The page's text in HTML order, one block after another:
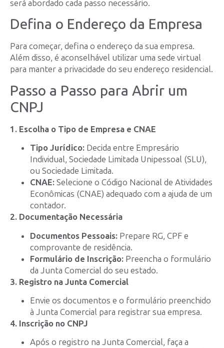
será abordado cada passo necessário.
Defina o Endereço da Empresa
Para começar, defina o endereço da sua empresa.
Além disso, é aconselhável utilizar uma sede virtual
para manter a privacidade do seu endereço residencial.
Passo a Passo para Abrir um
CNPJ
1. Escolha o Tipo de Empresa e CNAE
Tipo Jurídico: Decida entre Empresário
Individual, Sociedade Limitada Unipessoal (SLU),
ou Sociedade Limitada.
CNAE: Selecione o Código Nacional de Atividades
Econômicas (CNAE) adequado com a ajuda de um
contador.
2. Documentação Necessária
Documentos Pessoais: Prepare RG, CPF e
comprovante de residência.
Formulário de Inscrição: Preencha o formulário
da Junta Comercial do seu estado.
3. Registro na Junta Comercial
Envie os documentos e o formulário preenchido
à Junta Comercial para registrar sua empresa.
4. Inscrição no CNPJ
Após o registro na Junta Comercial, faça a